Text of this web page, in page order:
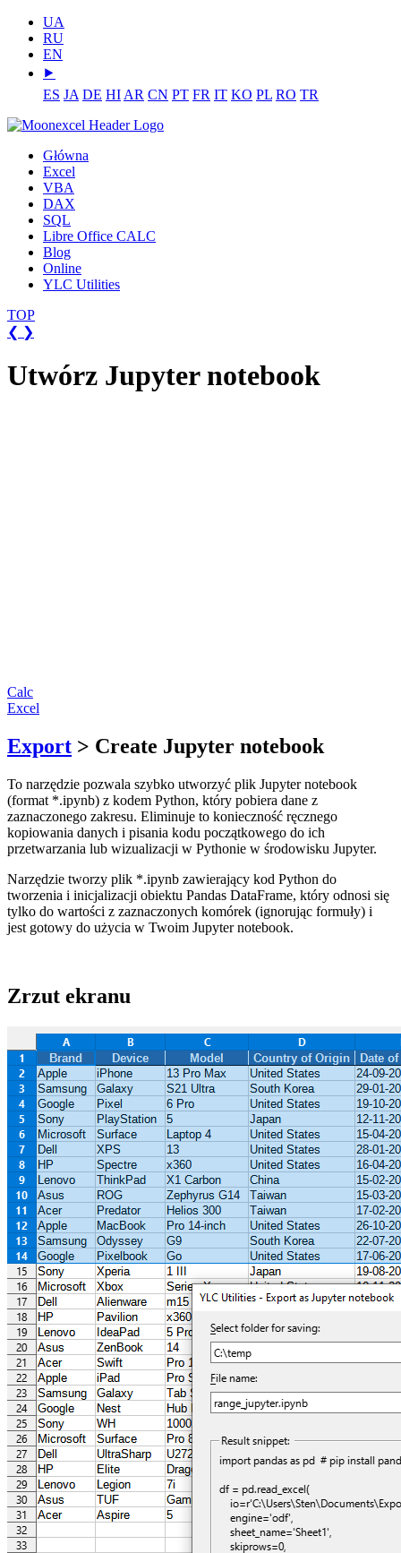
UA
RU
EN
⯈
ES JA DE HI AR CN PT FR IT KO PL RO TR
Główna
Excel
VBA
DAX
SQL
Libre Office CALC
Blog
Online
YLC Utilities
TOP
❮ ❯
Utwórz Jupyter notebook
Calc
Excel
Export > Create Jupyter notebook
To narzędzie pozwala szybko utworzyć plik Jupyter notebook
(format *.ipynb) z kodem Python, który pobiera dane z
zaznaczonego zakresu. Eliminuje to konieczność ręcznego
kopiowania danych i pisania kodu początkowego do ich
przetwarzania lub wizualizacji w Pythonie w środowisku Jupyter.
Narzędzie tworzy plik *.ipynb zawierający kod Python do
tworzenia i inicjalizacji obiektu Pandas DataFrame, który odnosi się
tylko do wartości z zaznaczonych komórek (ignorując formuły) i
jest gotowy do użycia w Twoim Jupyter notebook.
Zrzut ekranu